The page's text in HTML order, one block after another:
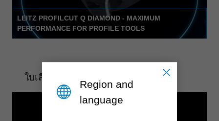
LEITZ PROFILCUT Q DIAMOND - MAXIMUM
PERFORMANCE FOR PROFILE TOOLS
ใบเลื่อยวงเดือน WhisperCut
Region and
language